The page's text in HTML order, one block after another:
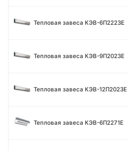
Тепловая завеса КЭВ-6П2223E
Тепловая завеса КЭВ-9П2023E
Тепловая завеса КЭВ-12П2023E
Тепловая завеса КЭВ-6П2271E